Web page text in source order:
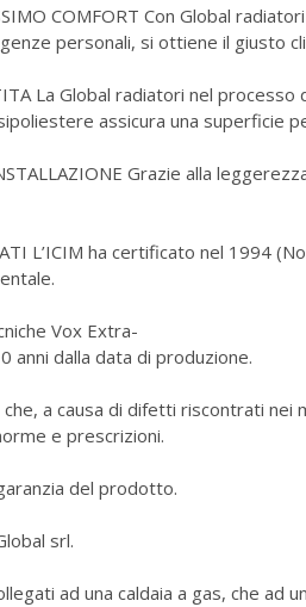
COMFORT Con Global
personali, si ottiene il giusto
La Global radiatori nel
assicura una superficie
Grazie alla
L’ICIM ha certificato nel 1994
Vox Extra-
anni dalla data di produzione.
a causa di difetti riscontrati nei
e prescrizioni.
del prodotto.
srl.
ad una caldaia a gas, che ad